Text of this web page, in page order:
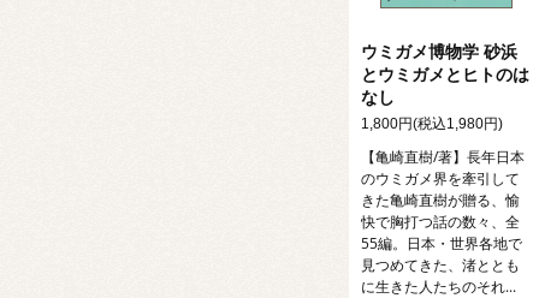
ウミガメ博物学 砂浜
とウミガメとヒトのは
なし
1,800円(税込1,980円)
【亀崎直樹/著】長年日本
のウミガメ界を牽引して
きた亀崎直樹が贈る、愉
快で胸打つ話の数々、全
55編。日本・世界各地で
見つめてきた、渚ととも
に生きた人たちのそれ...